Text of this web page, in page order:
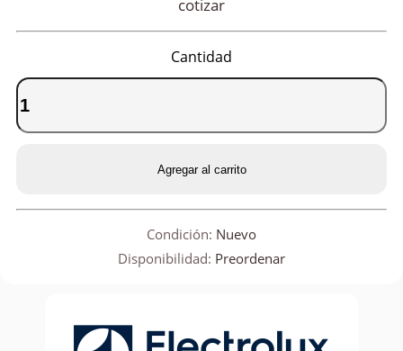
cotizar
Cantidad
Agregar al carrito
Condición: Nuevo
Disponibilidad: Preordenar